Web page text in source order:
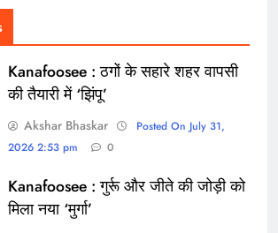
Kanafoosee : ठगों के सहारे शहर वापसी
की तैयारी में ‘झिंपू’
Akshar Bhaskar
Posted On July 31,
2026 2:53 pm
0
Kanafoosee : गुर्रू और जीते की जोड़ी को
मिला नया ‘मुर्गा’